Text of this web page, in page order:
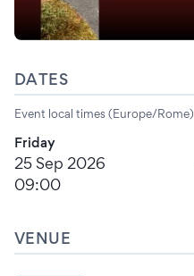
DATES
Event local times (Europe/Rome)
Friday
25 Sep 2026
09:00
VENUE